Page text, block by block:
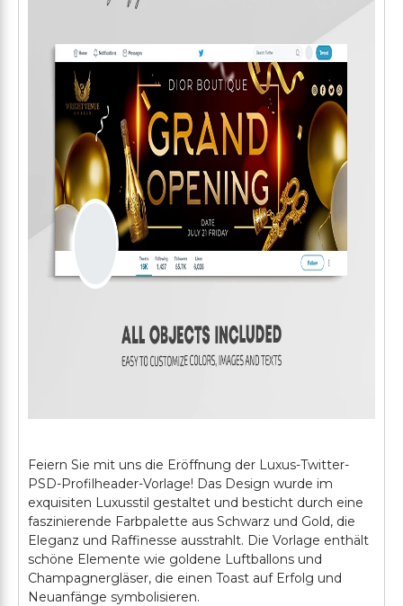
Feiern Sie mit uns die Eröffnung der Luxus-Twitter-
PSD-Profilheader-Vorlage! Das Design wurde im
exquisiten Luxusstil gestaltet und besticht durch eine
faszinierende Farbpalette aus Schwarz und Gold, die
Eleganz und Raffinesse ausstrahlt. Die Vorlage enthält
schöne Elemente wie goldene Luftballons und
Champagnergläser, die einen Toast auf Erfolg und
Neuanfänge symbolisieren.